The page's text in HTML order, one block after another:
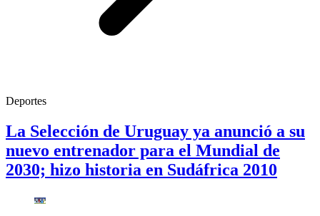
Deportes
La Selección de Uruguay ya anunció a su
nuevo entrenador para el Mundial de
2030; hizo historia en Sudáfrica 2010